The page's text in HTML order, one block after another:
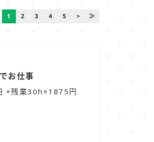
1 2 3 4 5 > ≫
お仕事
+残業30h×1875円